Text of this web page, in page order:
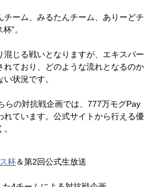
ーム、みるたんチーム、ありーどチ
”。
じる戦いとなりますが、エキスパー
れており、どのような流れとなるのか
状況です。
の対抗戦企画では、777万モグPay
れています。公式サイトから行える優
杯＆第2回公式生放送